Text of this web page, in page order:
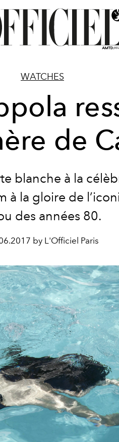
WATCHES
de
blanche à la
à la gloire de
des années 80.
by L'Officiel Paris